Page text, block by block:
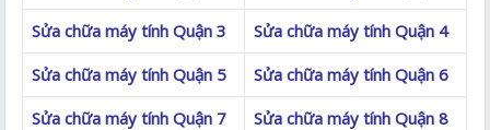
Sửa chữa máy tính Quận 3
Sửa chữa máy tính Quận 4
Sửa chữa máy tính Quận 5
Sửa chữa máy tính Quận 6
Sửa chữa máy tính Quận 7
Sửa chữa máy tính Quận 8